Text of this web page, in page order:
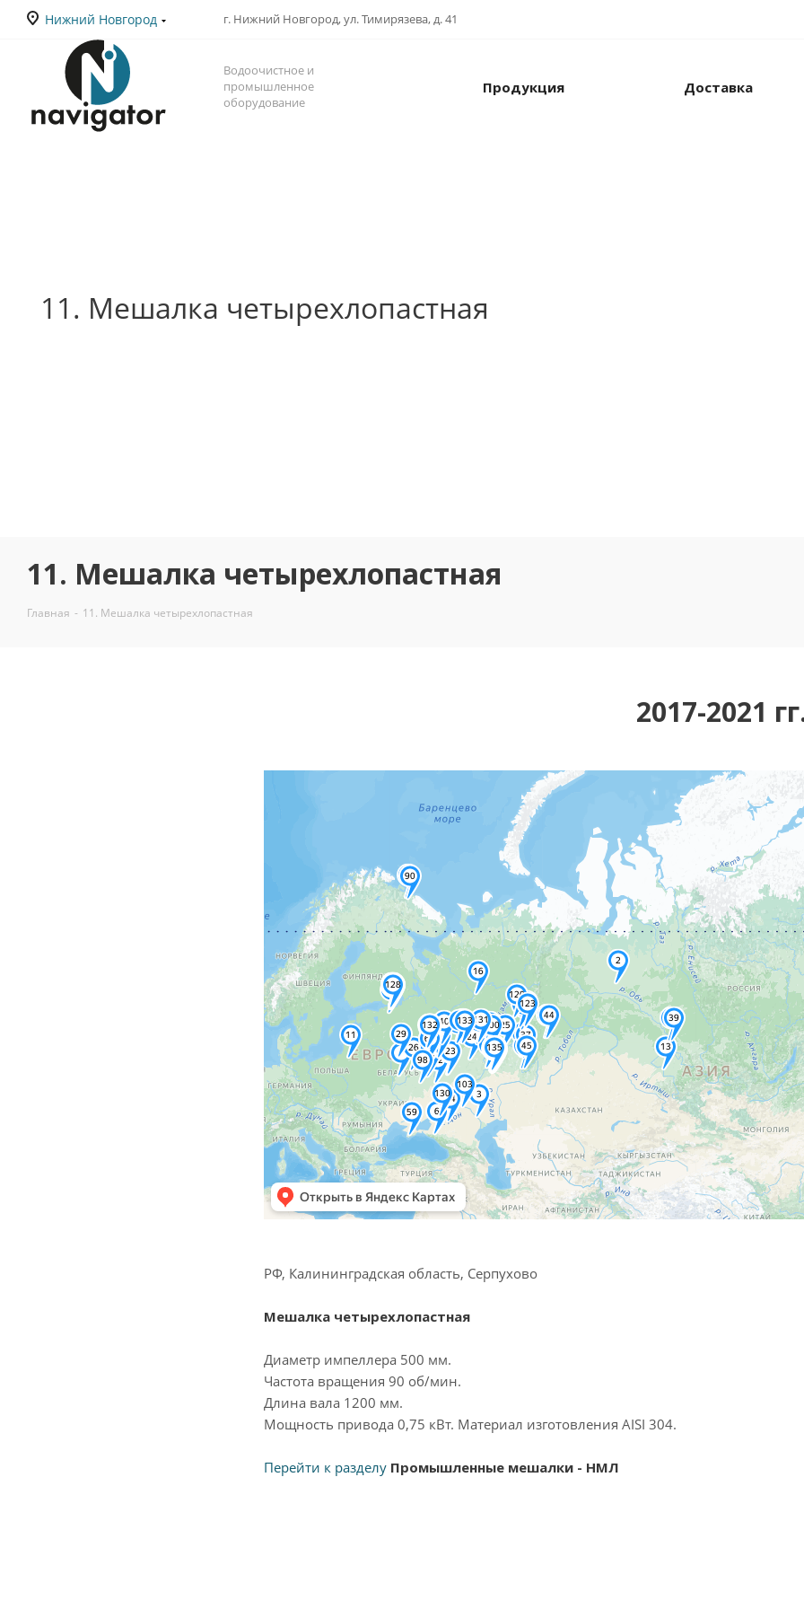
Нижний Новгород г. Нижний Новгород, ул. Тимирязева, д. 41
Водоочистное и
промышленное
оборудование
Продукция Доставка
11. Мешалка четырехлопастная
11. Мешалка четырехлопастная
Главная - 11. Мешалка четырехлопастная
2017-2021
РФ, Калининградская область, Серпухово
Мешалка четырехлопастная
Диаметр импеллера 500 мм.
Частота вращения 90 об/мин.
Длина вала 1200 мм.
Мощность привода 0,75 кВт. Материал изготовления AISI 304.
Перейти к разделу Промышленные мешалки - НМЛ